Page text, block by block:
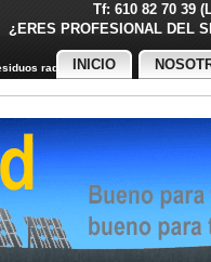
Tf: 610 82 70 39
¿ERES PROFESIONAL
radiactivos
INICIO